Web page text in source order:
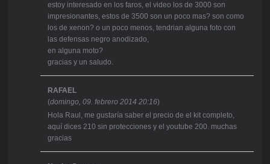
estoy interesado en los faros, el video los de 3000 son
impresionantes, estos de 3500 son un poco mas? son como
los de xenon? o un poco menos, tendrian alguna foto con
las defensas negro anodizado,
en alguna moto?
gracias y un saludo.
RAFAEL
(domingo, 09. febrero 2014 20:16)
Hola Raul, me gustaría saber el precio de el kit completo,
aquí dices 210 sin protecciones y el youtube 200. muchas
gracias